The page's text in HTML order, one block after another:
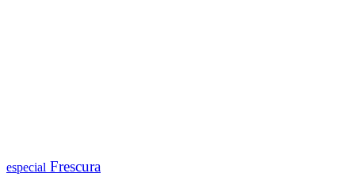
especial Frescura